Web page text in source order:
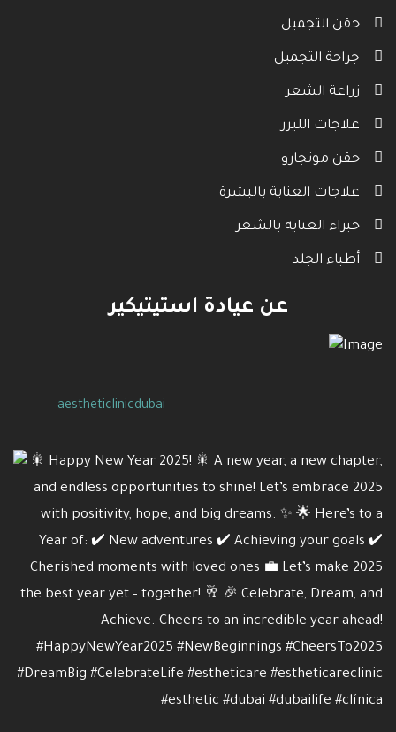
حقن التجميل
جراحة التجميل
زراعة الشعر
علاجات الليزر
حقن مونجارو
علاجات العناية بالبشرة
خبراء العناية بالشعر
أطباء الجلد
عن عيادة استيتيكير
aestheticlinicdubai